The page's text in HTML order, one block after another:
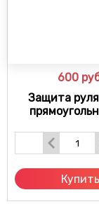
600
Защита
Купить